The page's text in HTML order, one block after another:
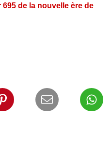
695 de la nouvelle ère de